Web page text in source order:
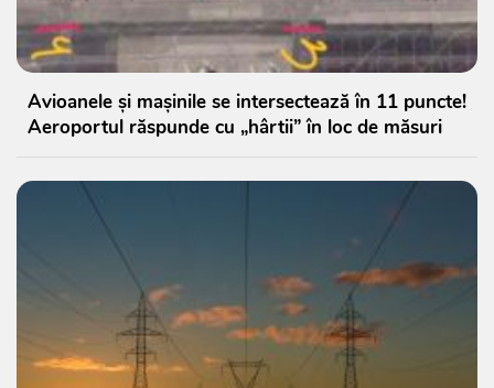
Avioanele și mașinile se intersectează în 11 puncte!
Aeroportul răspunde cu „hârtii” în loc de măsuri